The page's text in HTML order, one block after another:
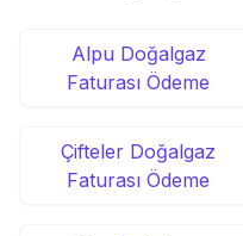
Alpu Doğalgaz
Faturası Ödeme
Çifteler Doğalgaz
Faturası Ödeme